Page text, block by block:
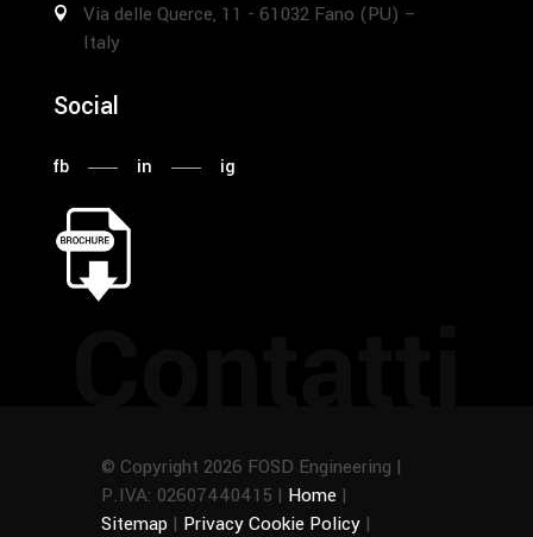
Via delle Querce, 11 - 61032 Fano (PU) –
Italy
Social
fb in ig
© Copyright 2026 FOSD Engineering |
P.IVA: 02607440415 | Home |
Sitemap | Privacy Cookie Policy |